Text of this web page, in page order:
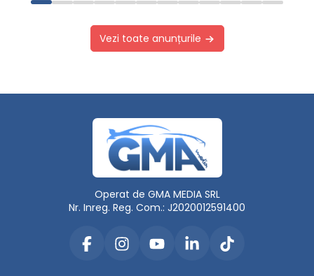
Vezi toate anunțurile
Operat de GMA MEDIA SRL
Nr. Inreg. Reg. Com.: J2020012591400